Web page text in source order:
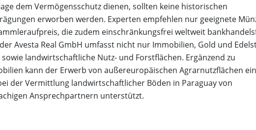
dem Vermögensschutz dienen, sollten keine historischen
erworben werden. Experten empfehlen nur geeignete
die zudem einschränkungsfrei weltweit
Avesta Real GmbH umfasst nicht nur Immobilien, Gold und
landwirtschaftliche Nutz- und Forstflächen. Ergänzend zu
kann der Erwerb von außereuropäischen Agrarnutzflächen
der Vermittlung landwirtschaftlicher Böden in Paraguay von
Ansprechpartnern unterstützt.